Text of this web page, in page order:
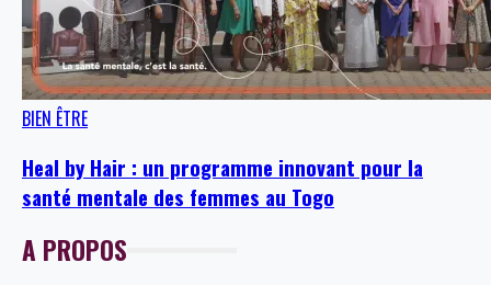
BIEN ÊTRE
Heal by Hair : un programme innovant pour la
santé mentale des femmes au Togo
A PROPOS